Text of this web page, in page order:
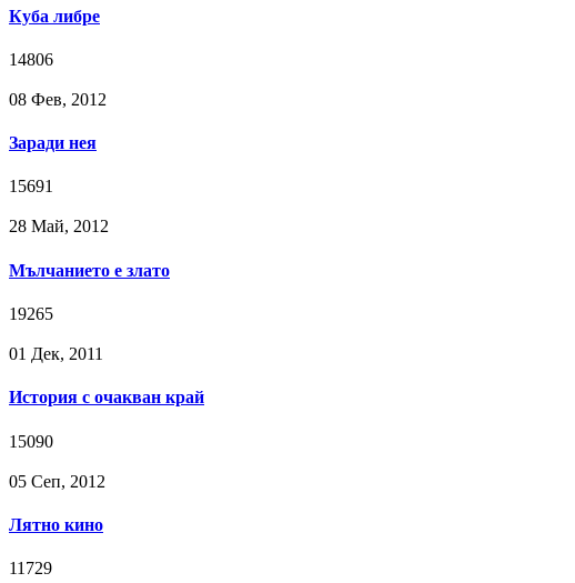
Куба либре
14806
08 Фев, 2012
Заради нея
15691
28 Май, 2012
Мълчанието е злато
19265
01 Дек, 2011
История с очакван край
15090
05 Сeп, 2012
Лятно кино
11729